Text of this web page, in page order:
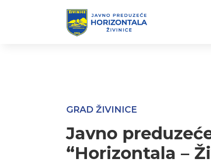
GRAD ŽIVINICE
Javno
“Horizontala –